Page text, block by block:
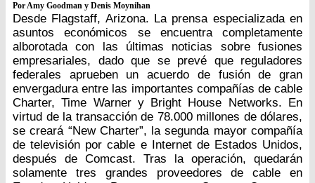
Por Amy Goodman y Denis Moynihan
Desde Flagstaff, Arizona. La prensa especializada en
asuntos económicos se encuentra completamente
alborotada con las últimas noticias sobre fusiones
empresariales, dado que se prevé que reguladores
federales aprueben un acuerdo de fusión de gran
envergadura entre las importantes compañías de cable
Charter, Time Warner y Bright House Networks. En
virtud de la transacción de 78.000 millones de dólares,
se creará “New Charter”, la segunda mayor compañía
de televisión por cable e Internet de Estados Unidos,
después de Comcast. Tras la operación, quedarán
solamente tres grandes proveedores de cable en